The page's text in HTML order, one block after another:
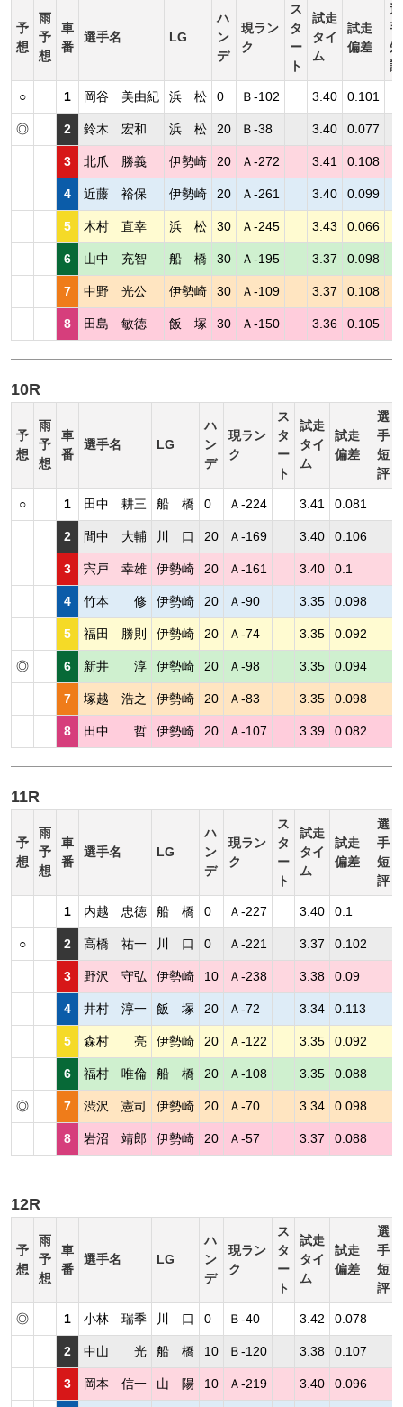
予
想
雨
予
想
車
番
選手名 LG
ハ
ン
デ
現ラン
ク
ス
タ
ー
ト
試走
タイ
ム
試走
偏差
選
手
短
評
○ 1 岡谷 美由紀 浜 松 0 Ｂ-102 3.40 0.101
◎ 2 鈴木 宏和 浜 松 20 Ｂ-38 3.40 0.077
3 北爪 勝義 伊勢崎 20 Ａ-272 3.41 0.108
4 近藤 裕保 伊勢崎 20 Ａ-261 3.40 0.099
5 木村 直幸 浜 松 30 Ａ-245 3.43 0.066
6 山中 充智 船 橋 30 Ａ-195 3.37 0.098
7 中野 光公 伊勢崎 30 Ａ-109 3.37 0.108
8 田島 敏徳 飯 塚 30 Ａ-150 3.36 0.105
10R
予
想
雨
予
想
車
番
選手名 LG
ハ
ン
デ
現ラン
ク
ス
タ
ー
ト
試走
タイ
ム
試走
偏差
選
手
短
評
○ 1 田中 耕三 船 橋 0 Ａ-224 3.41 0.081
2 間中 大輔 川 口 20 Ａ-169 3.40 0.106
3 宍戸 幸雄 伊勢崎 20 Ａ-161 3.40 0.1
4 竹本 修 伊勢崎 20 Ａ-90 3.35 0.098
5 福田 勝則 伊勢崎 20 Ａ-74 3.35 0.092
◎ 6 新井 淳 伊勢崎 20 Ａ-98 3.35 0.094
7 塚越 浩之 伊勢崎 20 Ａ-83 3.35 0.098
8 田中 哲 伊勢崎 20 Ａ-107 3.39 0.082
11R
予
想
雨
予
想
車
番
選手名 LG
ハ
ン
デ
現ラン
ク
ス
タ
ー
ト
試走
タイ
ム
試走
偏差
選
手
短
評
1 内越 忠徳 船 橋 0 Ａ-227 3.40 0.1
○ 2 高橋 祐一 川 口 0 Ａ-221 3.37 0.102
3 野沢 守弘 伊勢崎 10 Ａ-238 3.38 0.09
4 井村 淳一 飯 塚 20 Ａ-72 3.34 0.113
5 森村 亮 伊勢崎 20 Ａ-122 3.35 0.092
6 福村 唯倫 船 橋 20 Ａ-108 3.35 0.088
◎ 7 渋沢 憲司 伊勢崎 20 Ａ-70 3.34 0.098
8 岩沼 靖郎 伊勢崎 20 Ａ-57 3.37 0.088
12R
予
想
雨
予
想
車
番
選手名 LG
ハ
ン
デ
現ラン
ク
ス
タ
ー
ト
試走
タイ
ム
試走
偏差
選
手
短
評
◎ 1 小林 瑞季 川 口 0 Ｂ-40 3.42 0.078
2 中山 光 船 橋 10 Ｂ-120 3.38 0.107
3 岡本 信一 山 陽 10 Ａ-219 3.40 0.096